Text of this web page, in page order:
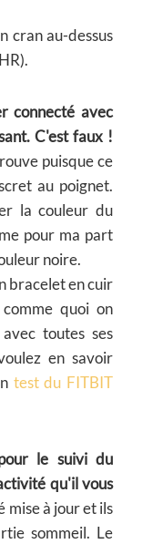
cran au-dessus
connecté avec
C'est faux !
puisque ce
au poignet.
la couleur du
pour ma part
noire.
bracelet en cuir
quoi on
toutes ses
en savoir
test du FITBIT
le suivi du
qu'il vous
mise à jour et ils
sommeil. Le